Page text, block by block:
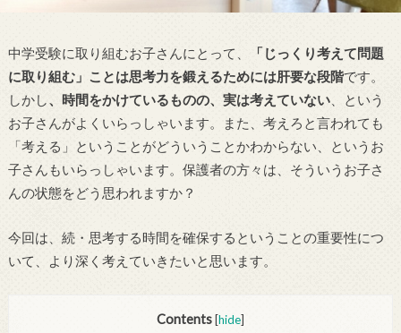
中学受験に取り組むお子さんにとって、
「じっくり考えて問題
に取り組む」ことは思考力を鍛えるためには肝要な段階です。
しかし、時間をかけているものの、実は考えていない、という
お子さんがよくいらっしゃいます。また、考えろと言われても
「考える」ということがどういうことかわからない、というお
子さんもいらっしゃいます。保護者の方々は、そういうお子さ
んの状態をどう思われますか？
今回は、続・思考する時間を確保するということの重要性につ
いて、より深く考えていきたいと思います。
Contents [hide]